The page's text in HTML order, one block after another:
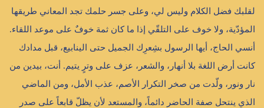
لقلبك فضل الكلام وليس لي، وعلى جسر حلمك تجد المعاني طريقها
المؤدّية، ولا خوف على التلقّي إذا ما كان ثمة خوفٌ على موعد اللقاء.
أنسي الحاج، أيها الرسول بشِعرِك الجميل حتى الينابيع، قبل مدادك
كانت أرض اللغة بلا أنهار، والشعر، عزف على وترٍ يتيم. أنت، بيدين من
نار ونور، ولّدت من صخر التكرار الأصم، عذب الأمل، ومن الماضي
الذي ينتحل صفة الحاضر دائماً، والمستعد لأن يظلّ قابعاً على صدر